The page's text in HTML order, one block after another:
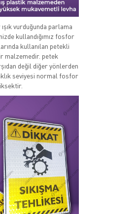
vurduğunda parlama
kullandığımız fosfor
kullanılan petekli
malzemedir. petek
değil diğer yönlerden
seviyesi normal fosfor